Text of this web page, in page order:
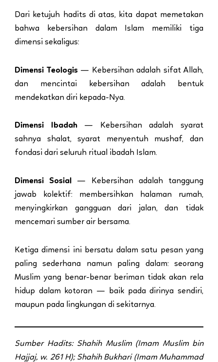
Dari ketujuh hadits di atas, kita dapat memetakan
bahwa kebersihan dalam Islam memiliki tiga
dimensi sekaligus:
Dimensi Teologis— Kebersihan adalah sifat Allah,
dan mencintai kebersihan adalah bentuk
mendekatkan diri kepada-Nya.
Dimensi Ibadah— Kebersihan adalah syarat
sahnya shalat, syarat menyentuh mushaf, dan
fondasi dari seluruh ritual ibadah Islam.
Dimensi Sosial
— Kebersihan adalah tanggung
jawab kolektif: membersihkan halaman rumah,
menyingkirkan gangguan dari jalan, dan tidak
mencemari sumber air bersama.
Ketiga dimensi ini bersatu dalam satu pesan yang
paling sederhana namun paling dalam: seorang
Muslim yang benar-benar beriman tidak akan rela
hidup dalam kotoran — baik pada dirinya sendiri,
maupun pada lingkungan di sekitarnya.
Sumber Hadits: Shahih Muslim (Imam Muslim bin
Hajjaj, w. 261 H); Shahih Bukhari (Imam Muhammad